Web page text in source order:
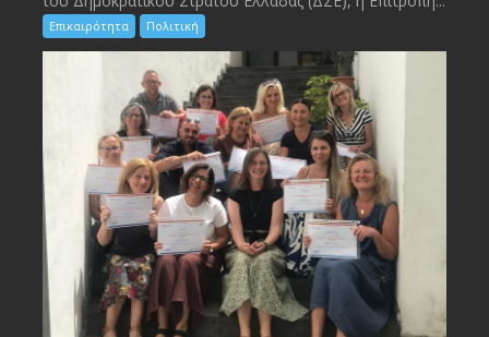
Επικαιρότητα Πολιτική